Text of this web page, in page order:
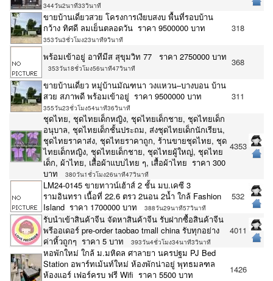
344วัน2นาที33วินาที
ขายบ้านเดี่ยวสวย โครงการเงียบสงบ พื้นที่รอบบ้าน
กว้าง ทิศดี ลมเย็นตลอดวัน ราคา 9500000 บาท
353วัน3ชั่วโมง23นาที9วินาที
318
พร้อมเข้าอยู่ อาทีมีส สุขุมวิท 77 ราคา 2750000 บาท
353วัน18ชั่วโมง56นาที47วินาที
368
ขายบ้านเดี่ยว หมู่บ้านมัณฑนา วงแหวน–บางบอน บ้าน
สวย สภาพดี พร้อมเข้าอยู่ ราคา 9500000 บาท
355วัน23ชั่วโมง54นาที36วินาที
311
ชุดไทย, ชุดไทยเด็กหญิง, ชุดไทยเด็กชาย, ชุดไทยเด็ก
อนุบาล, ชุดไทยเด็กชั้นประถม, ส่งชุดไทยเด็กนักเรียน,
ชุดไทยราคาส่ง, ชุดไทยราคาถูก, ร้านขายชุดไทย, ชุด
ไทยเด็กหญิง, ชุดไทยเด็กชาย, ชุดไทยผู้ใหญ่, ชุดไทย
เด็ก, ผ้าไทย, เสื้อผ้าแบบไทย ๆ, เสื้อผ้าไทย ราคา 300
บาท
380วัน1ชั่วโมง26นาที47วินาที
4353
LM24-0145 ขายทาวน์เฮ้าส์ 2 ชั้น มบ.เคซี 3
รามอินทรา เนื้อที่ 22.6 ตรว 2นอน 2น้ำ ใกล้ Fashion
Island ราคา 1700000 บาท
388วัน29นาที57วินาที
532
รับนำเข้าสินค้าจีน จัดหาสินค้าจีน รับฝากซื้อสินค้าจีน
พรีออเดอร์ pre-order taobao tmall china รับทุกอย่าง
ค่าหิ้วถูกๆ ราคา 5 บาท
393วัน4ชั่วโมง34นาที3วินาที
4011
หอพักใหม่ ใกล้ ม.มหิดล ศาลายา นครปฐม PJ Bed
Station อพาร์ทเม้นท์ใหม่ ห้องพักน่าอยู่ พุทธมลฑล
ห้องแอร์ เฟอร์ครบ ฟรี Wifi ราคา 5500 บาท
1426